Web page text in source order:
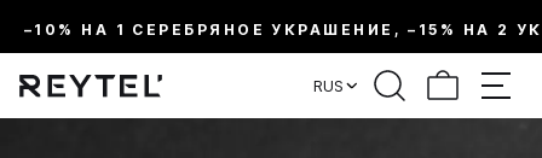
–10% НА 1 СЕРЕБРЯНОЕ УКРАШЕНИЕ, –15% НА 2
RUS